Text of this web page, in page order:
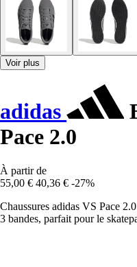
Voir plus
adidas
Pace 2.0
À partir de
55,00 € 40,36 € -27%
Chaussures adidas VS Pace
3 bandes, parfait pour le